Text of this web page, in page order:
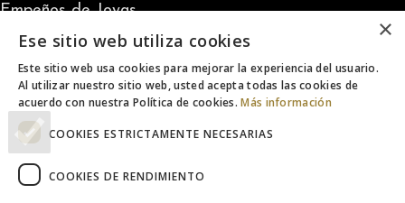
Empeños de Joyas
Lingotes de Oro
Monedas de Oro
Lingotes de Plata
Monedas de Plata
INFORMACIÓN
×
Ese sitio web utiliza cookies
Este sitio web usa cookies para mejorar la experiencia del usuario.
Al utilizar nuestro sitio web, usted acepta todas las cookies de
acuerdo con nuestra Política de cookies.Más información
COOKIES ESTRICTAMENTE NECESARIAS
COOKIES DE RENDIMIENTO